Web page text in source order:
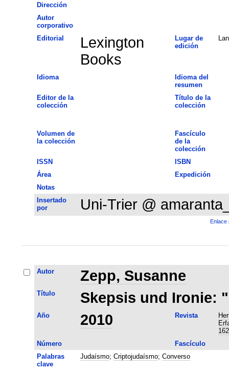
Dirección
Autor
corporativo
Editorial
Lexington
Books
Lugar de
edición
Idioma
Idioma del
resumen
Editor de la
colección
Título de la
colección
Volumen de
la colección
Fascículo
de la
colección
ISSN
ISBN
Área
Expedición
Notas
Insertado
por
Uni-Trier @
Enlace
Autor Zepp, Susanne
Título Skepsis und Ironie:
Año 2010 Revista
Número
Fascículo
Palabras
clave
Judaísmo; Criptojudaísmo; Converso